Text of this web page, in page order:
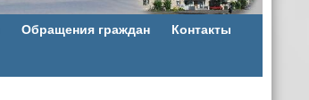
Обращения граждан Контакты